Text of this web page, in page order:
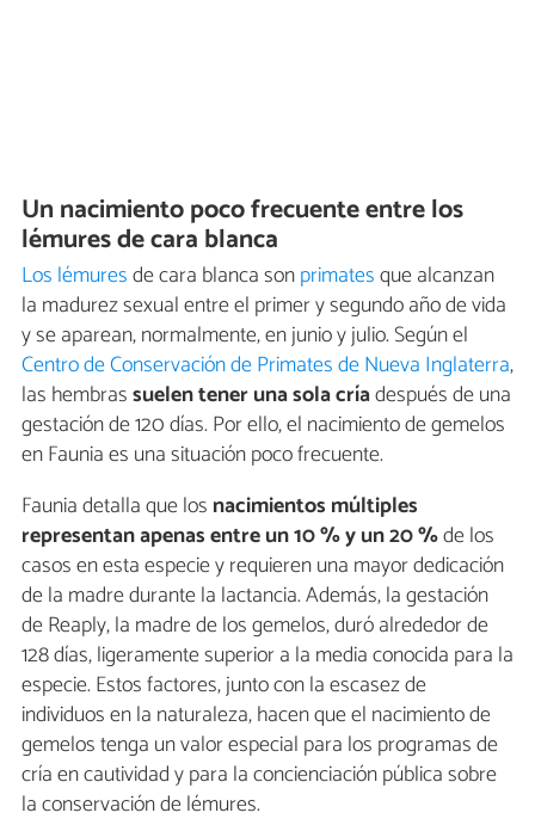
Un nacimiento poco frecuente entre los
lémures de cara blanca
Los lémuresde cara blanca sonprimatesque alcanzan
la madurez sexual entre el primer y segundo año de vida
y se aparean, normalmente, en junio y julio. Según el
Centro de Conservación de Primates de Nueva Inglaterra,
las hembrassuelen tener una sola críadespués de una
gestación de 120 días. Por ello, el nacimiento de gemelos
en Faunia es una situación poco frecuente.
Faunia detalla que los nacimientos múltiples
representan apenas entre un 10 % y un 20 %de los
casos en esta especie y requieren una mayor dedicación
de la madre durante la lactancia. Además, la gestación
de Reaply, la madre de los gemelos, duró alrededor de
128 días, ligeramente superior a la media conocida para la
especie. Estos factores, junto con la escasez de
individuos en la naturaleza, hacen que el nacimiento de
gemelos tenga un valor especial para los programas de
cría en cautividad y para la concienciación pública sobre
la conservación de lémures.